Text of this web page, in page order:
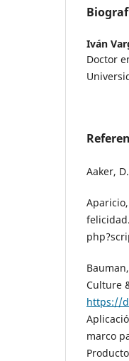
Iván
Doctor
Aaker,
Culture
https://
marco